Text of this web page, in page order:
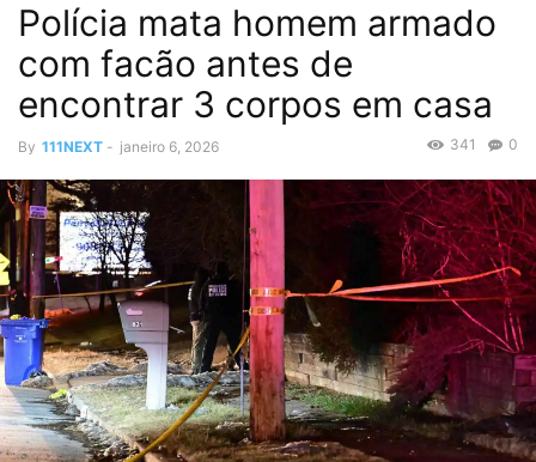
Polícia mata homem armado
com facão antes de
encontrar 3 corpos em casa
By 111NEXT - janeiro 6, 2026 0
341